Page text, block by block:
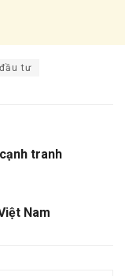
tư
tranh
Nam